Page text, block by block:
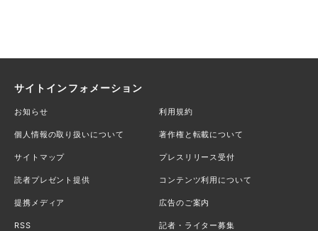
サイトインフォメーション
お知らせ 利用規約
個人情報の取り扱いについて 著作権と転載について
サイトマップ プレスリリース受付
読者プレゼント提供 コンテンツ利用について
提携メディア 広告のご案内
RSS 記者・ライター募集